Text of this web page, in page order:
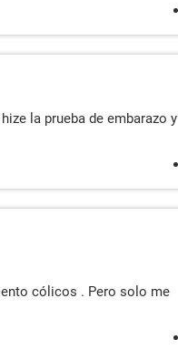
la prueba de embarazo y
cólicos . Pero solo me